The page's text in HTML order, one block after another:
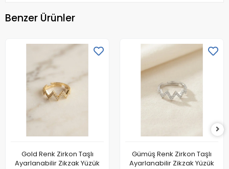
Benzer Ürünler
Gold Renk Zirkon Taşlı
Ayarlanabilir Zikzak Yüzük
Gümüş Renk Zirkon Taşlı
Ayarlanabilir Zikzak Yüzük